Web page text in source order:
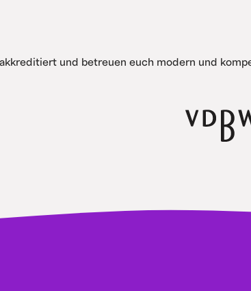
und betreuen euch modern und